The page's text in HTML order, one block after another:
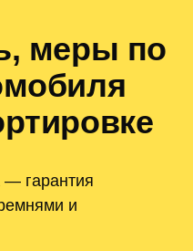
меры по
— гарантия
и